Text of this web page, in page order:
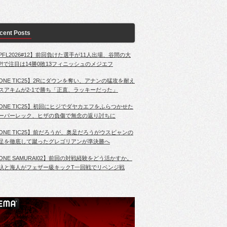
Posts
】前回負けた選手が11人出場、谷間の大
で注目は14勝0敗13フィニッシュのメジエフ
TIC25】2Rにダウンを奪い、アナンの猛攻を耐え
アキムが2-1で勝ち「正直、ラッキーだった」
TIC25】初回にヒジでダヤカエフをふらつかせた
パーレック、ヒザの負傷で無念の返り討ちに
TIC25】前だろうが、奥足だろうがウスビャンの
を徹底して蹴ったグレゴリアンが準決勝へ
SAMURAI02】前回の対戦経験をどう活かすか。
と海人がフェザー級キックT一回戦でリベンジ戦